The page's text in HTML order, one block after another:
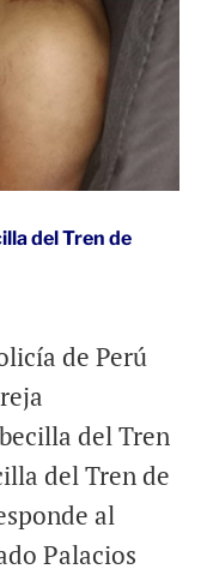
del Tren de
de Perú
del Tren
del Tren de
al
Palacios